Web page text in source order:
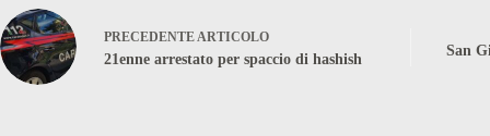
PRECEDENTE ARTICOLO
21enne arrestato per spaccio di hashish
San